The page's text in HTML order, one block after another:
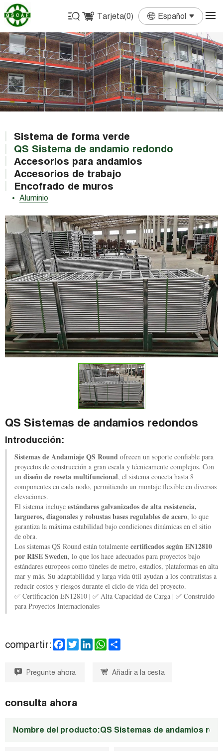
Tarjeta(0) Español
English
Français
Deutsch
Español
Português
Sistema de forma verde
QS Sistema de andamio redondo
Aluminio
Accesorios para andamios
Accesorios de trabajo
Encofrado de muros
QS Sistemas de andamios redondos
Introducción:
Sistemas de Andamiaje QS Round ofrecen un soporte confiable para
proyectos de construcción a gran escala y técnicamente complejos. Con
un diseño de roseta multifuncional, el sistema conecta hasta 8
componentes en cada nodo, permitiendo un montaje flexible en diversas
elevaciones.
El sistema incluye estándares galvanizados de alta resistencia,
largueros, diagonales y robustas bases regulables de acero, lo que
garantiza la máxima estabilidad bajo condiciones dinámicas en el sitio
de obra.
Los sistemas QS Round están totalmente certificados según EN12810
por RISE Sweden, lo que los hace adecuados para proyectos bajo
estándares europeos como túneles de metro, estadios, plataformas en alta
mar y más. Su adaptabilidad y larga vida útil ayudan a los contratistas a
reducir costos y riesgos durante el ciclo de vida del proyecto.
✅ Certificación EN12810 | ✅ Alta Capacidad de Carga | ✅ Construido
para Proyectos Internacionales
compartir:
F
a
b
T
w
L
W
h
t
s
e
Pregunte ahora Añadir a la cesta
consulta ahora